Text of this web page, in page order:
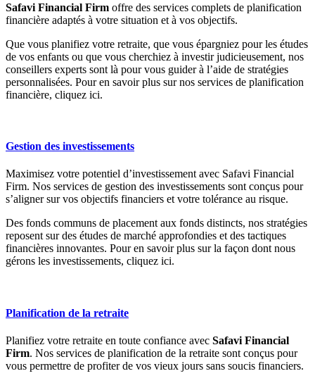
Safavi Financial Firm offre des services complets de planification
financière adaptés à votre situation et à vos objectifs.
Que vous planifiez votre retraite, que vous épargniez pour les études
de vos enfants ou que vous cherchiez à investir judicieusement, nos
conseillers experts sont là pour vous guider à l’aide de stratégies
personnalisées. Pour en savoir plus sur nos services de planification
financière, cliquez ici.
Gestion des investissements
Maximisez votre potentiel d’investissement avec Safavi Financial
Firm. Nos services de gestion des investissements sont conçus pour
s’aligner sur vos objectifs financiers et votre tolérance au risque.
Des fonds communs de placement aux fonds distincts, nos stratégies
reposent sur des études de marché approfondies et des tactiques
financières innovantes. Pour en savoir plus sur la façon dont nous
gérons les investissements, cliquez ici.
Planification de la retraite
Planifiez votre retraite en toute confiance avec Safavi Financial
Firm. Nos services de planification de la retraite sont conçus pour
vous permettre de profiter de vos vieux jours sans soucis financiers.